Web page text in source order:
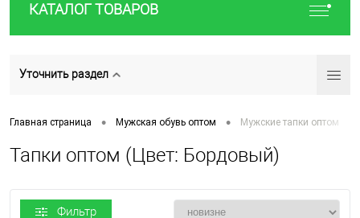
КАТАЛОГ ТОВАРОВ
Уточнить раздел
Главная страница • Мужская обувь оптом • Мужские тапки оптом
Тапки оптом (Цвет: Бордовый)
Фильтр